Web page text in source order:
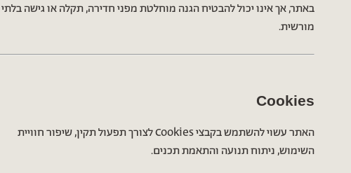
באתר, אך אינו יכול להבטיח הגנה מוחלטת מפני חדירה, תקלה או גישה בלתי
מורשית.
Cookies
האתר עשוי להשתמש בקבצי Cookies לצורך תפעול תקין, שיפור חוויית
השימוש, ניתוח תנועה והתאמת תכנים.